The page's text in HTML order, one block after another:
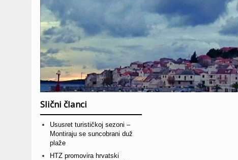
Slični članci
Ususret turističkoj sezoni –
Montiraju se suncobrani duž
plaže
HTZ promovira hrvatski